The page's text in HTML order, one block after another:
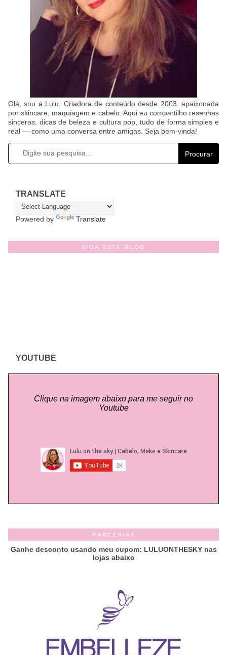
Olá, sou a Lulu. Criadora de conteúdo desde 2003, apaixonada
por skincare, maquiagem e cabelo. Aqui eu compartilho resenhas
sinceras, dicas de beleza e cultura pop, tudo de forma simples e
real — como uma conversa entre amigas. Seja bem-vinda!
Procurar
TRANSLATE
Powered by Translate
SIGA ESTE BLOG
YOUTUBE
Clique na imagem abaixo para me seguir no
Youtube
PARCERIAS
Ganhe desconto usando meu cupom: LULUONTHESKY nas
lojas abaixo